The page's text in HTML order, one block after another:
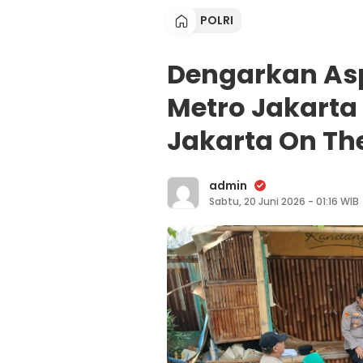
POLRI
Dengarkan
Metro Jakarta
Jakarta On
admin
Sabtu, 20 Juni 2026 - 01:16 WIB